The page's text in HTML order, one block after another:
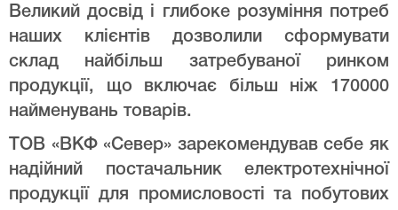
Великий досвід і глибоке розуміння потреб
наших клієнтів дозволили сформувати
склад найбільш затребуваної ринком
продукції, що включає більш ніж 170000
найменувань товарів.
ТОВ «ВКФ «Север» зарекомендував себе як
надійний постачальник електротехнічної
продукції для промисловості та побутових